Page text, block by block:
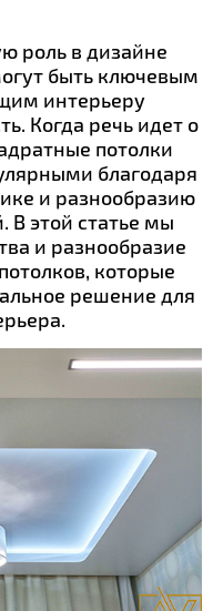
роль в дизайне
быть ключевым
интерьеру
Когда речь идет о
потолки
благодаря
и разнообразию
В этой статье мы
и разнообразие
которые
решение для